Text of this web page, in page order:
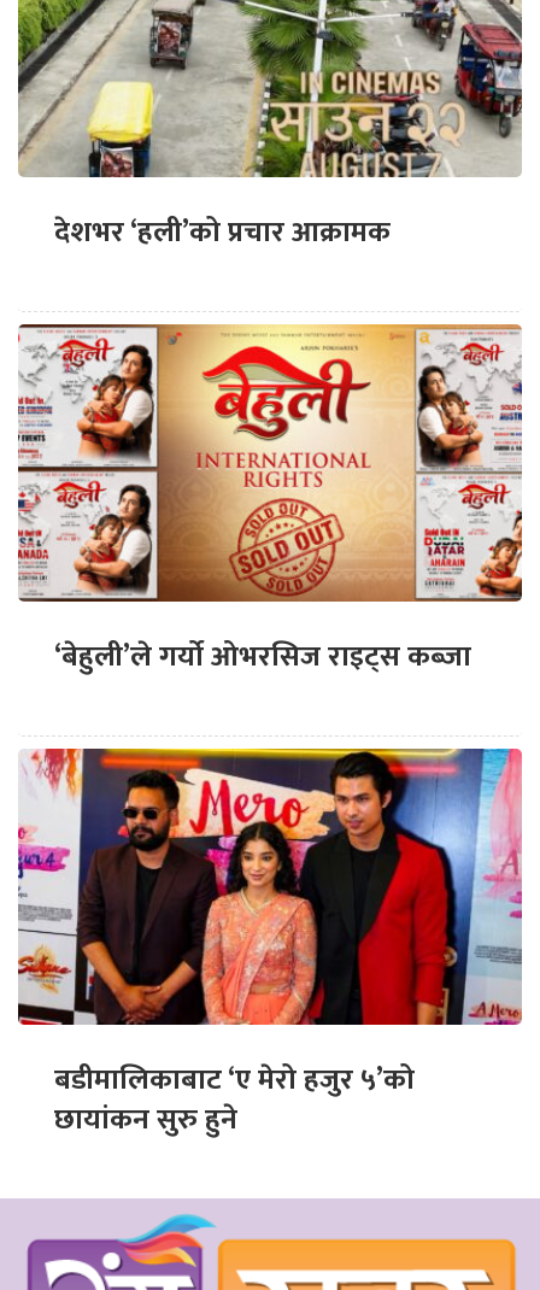
देशभर ‘हली’को प्रचार आक्रामक
‘बेहुली’ले गर्यो ओभरसिज राइट्स कब्जा
बडीमालिकाबाट ‘ए मेरो हजुर ५’को
छायांकन सुरु हुने